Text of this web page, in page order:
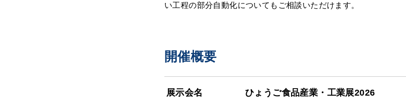
い工程の部分自動化についてもご相談いただけます。
開催概要
展示会名 ひょうご食品産業・工業展2026